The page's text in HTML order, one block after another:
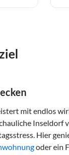
mit endlos
Hier
oder ein